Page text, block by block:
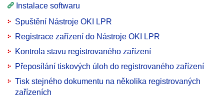
Instalace softwaru
Spuštění Nástroje OKI LPR
Registrace zařízení do Nástroje OKI LPR
Kontrola stavu registrovaného zařízení
Přeposílání tiskových úloh do registrovaného zařízení
Tisk stejného dokumentu na několika registrovaných
zařízeních